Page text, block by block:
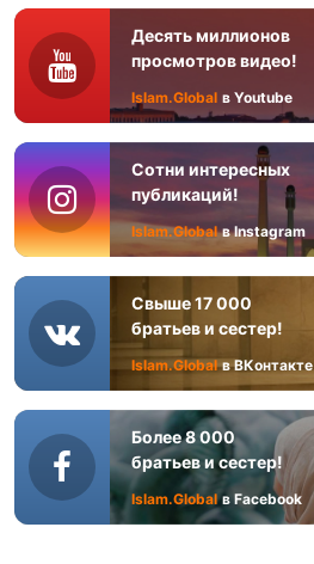
Десять миллионов
просмотров видео!
Islam.Global в Youtube
Сотни интересных
публикаций!
Islam.Global в Instagram
Свыше 17 000
братьев и сестер!
Islam.Global в ВКонтакте
Более 8 000
братьев и сестер!
Islam.Global в Facebook